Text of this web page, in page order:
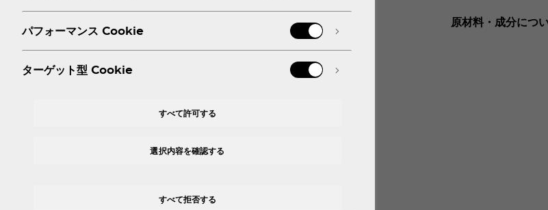
原材料・成分につ
パフォーマンス Cookie
ターゲット型 Cookie
すべて許可する
すべて拒否する
選択内容を確認する